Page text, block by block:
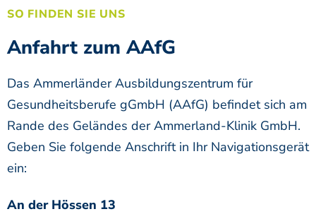
SO FINDEN SIE UNS
Anfahrt zum AAfG
Das Ammerländer Ausbildungszentrum für
Gesundheitsberufe gGmbH (AAfG) befindet sich am
Rande des Geländes der Ammerland-Klinik GmbH.
Geben Sie folgende Anschrift in Ihr Navigationsgerät
ein:
An der Hössen 13